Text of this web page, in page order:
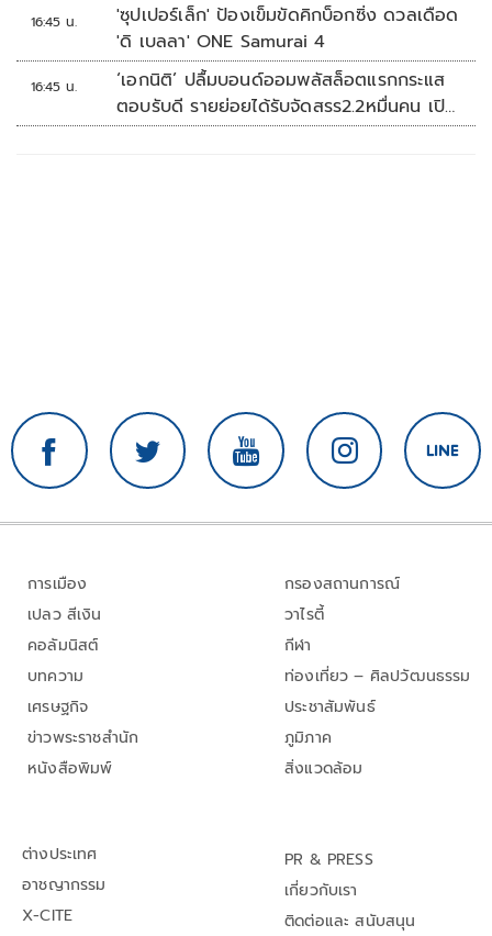
16:45 น.
'ซุปเปอร์เล็ก' ป้องเข็มขัดคิกบ็อกซิ่ง ดวลเดือด
'ดิ เบลลา' ONE Samurai 4
16:45 น.
‘เอกนิติ’ ปลื้มบอนด์ออมพลัสล็อตแรกกระแส
ตอบรับดี รายย่อยได้รับจัดสรร2.2หมื่นคน เปิด
จองรอบใหม่ก.ย.นี้
การเมือง
เปลว สีเงิน
คอลัมนิสต์
บทความ
เศรษฐกิจ
ข่าวพระราชสำนัก
หนังสือพิมพ์
กรองสถานการณ์
วาไรตี้
กีฬา
ท่องเที่ยว – ศิลปวัฒนธรรม
ประชาสัมพันธ์
ภูมิภาค
สิ่งแวดล้อม
ต่างประเทศ
อาชญากรรม
X-CITE
PR & PRESS
เกี่ยวกับเรา
ติดต่อและ สนับสนุน